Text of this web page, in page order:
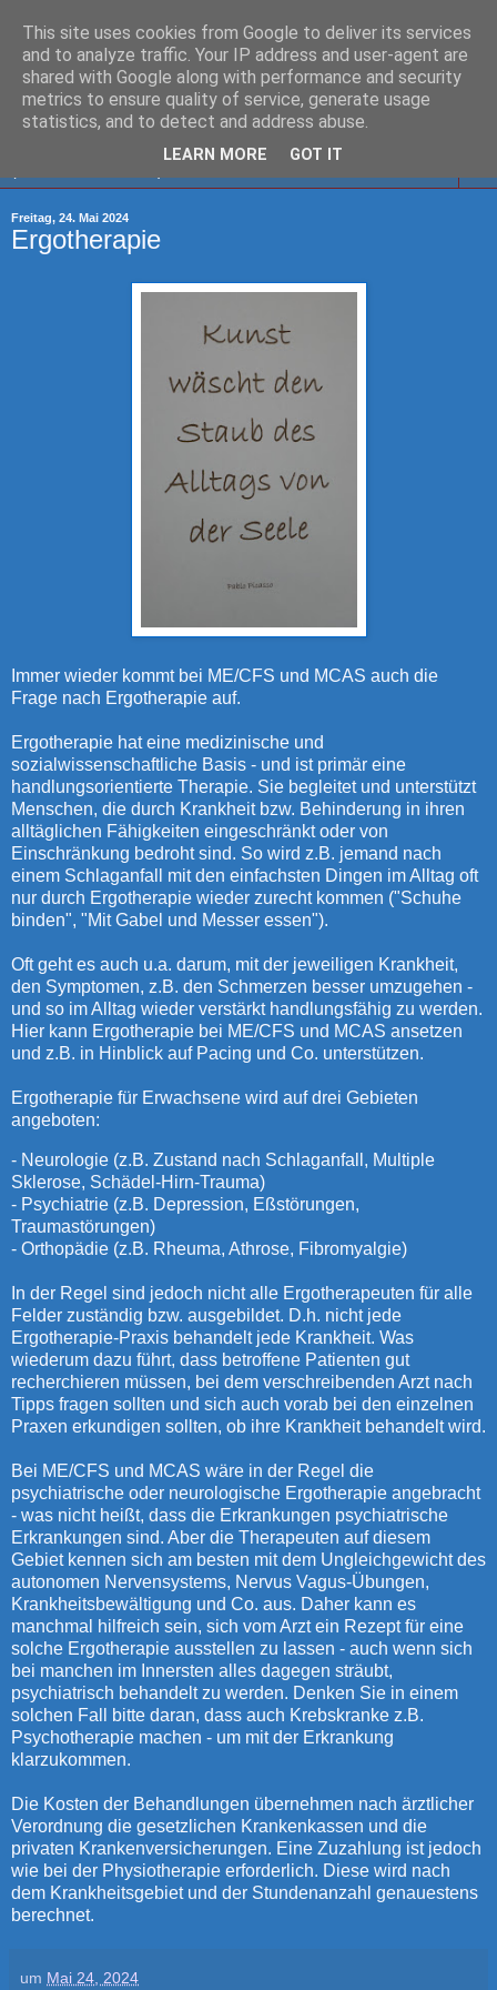
Leben mit ME/CFS
Freitag, 24. Mai 2024
Ergotherapie
Immer wieder kommt bei ME/CFS und MCAS auch die
Frage nach Ergotherapie auf.
Ergotherapie hat eine medizinische und
sozialwissenschaftliche Basis - und ist primär eine
handlungsorientierte Therapie. Sie begleitet und unterstützt
Menschen, die durch Krankheit bzw. Behinderung in ihren
alltäglichen Fähigkeiten eingeschränkt oder von
Einschränkung bedroht sind. So wird z.B. jemand nach
einem Schlaganfall mit den einfachsten Dingen im Alltag oft
nur durch Ergotherapie wieder zurecht kommen ("Schuhe
binden", "Mit Gabel und Messer essen").
Oft geht es auch u.a. darum, mit der jeweiligen Krankheit,
den Symptomen, z.B. den Schmerzen besser umzugehen -
und so im Alltag wieder verstärkt handlungsfähig zu werden.
Hier kann Ergotherapie bei ME/CFS und MCAS ansetzen
und z.B. in Hinblick auf Pacing und Co. unterstützen.
Ergotherapie für Erwachsene wird auf drei Gebieten
angeboten:
- Neurologie (z.B. Zustand nach Schlaganfall, Multiple
Sklerose, Schädel-Hirn-Trauma)
- Psychiatrie (z.B. Depression, Eßstörungen,
Traumastörungen)
- Orthopädie (z.B. Rheuma, Athrose, Fibromyalgie)
In der Regel sind jedoch nicht alle Ergotherapeuten für alle
Felder zuständig bzw. ausgebildet. D.h. nicht jede
Ergotherapie-Praxis behandelt jede Krankheit. Was
wiederum dazu führt, dass betroffene Patienten gut
recherchieren müssen, bei dem verschreibenden Arzt nach
Tipps fragen sollten und sich auch vorab bei den einzelnen
Praxen erkundigen sollten, ob ihre Krankheit behandelt wird.
Bei ME/CFS und MCAS wäre in der Regel die
psychiatrische oder neurologische Ergotherapie angebracht
- was nicht heißt, dass die Erkrankungen psychiatrische
Erkrankungen sind. Aber die Therapeuten auf diesem
Gebiet kennen sich am besten mit dem Ungleichgewicht des
autonomen Nervensystems, Nervus Vagus-Übungen,
Krankheitsbewältigung und Co. aus. Daher kann es
manchmal hilfreich sein, sich vom Arzt ein Rezept für eine
solche Ergotherapie ausstellen zu lassen - auch wenn sich
bei manchen im Innersten alles dagegen sträubt,
psychiatrisch behandelt zu werden. Denken Sie in einem
solchen Fall bitte daran, dass auch Krebskranke z.B.
Psychotherapie machen - um mit der Erkrankung
klarzukommen.
Die Kosten der Behandlungen übernehmen nach ärztlicher
Verordnung die gesetzlichen Krankenkassen und die
privaten Krankenversicherungen. Eine Zuzahlung ist jedoch
wie bei der Physiotherapie erforderlich. Diese wird nach
dem Krankheitsgebiet und der Stundenanzahl genauestens
berechnet.
um Mai 24, 2024
This site uses cookies from Google to deliver its services
and to analyze traffic. Your IP address and user-agent are
shared with Google along with performance and security
metrics to ensure quality of service, generate usage
statistics, and to detect and address abuse.
LEARN MORE GOT IT